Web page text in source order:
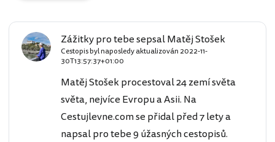
Zážitky pro tebe sepsal Matěj Stošek
Cestopis byl naposledy aktualizován 2022-11-
30T13:57:37+01:00
Matěj Stošek procestoval 24 zemí světa
světa, nejvíce Evropu a Asii. Na
Cestujlevne.com se přidal před 7 lety a
napsal pro tebe 9 úžasných cestopisů.